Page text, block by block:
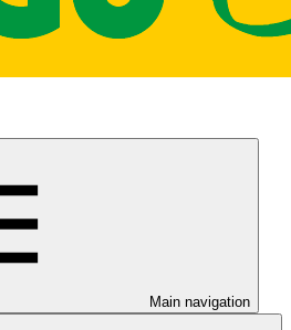
Main navigation